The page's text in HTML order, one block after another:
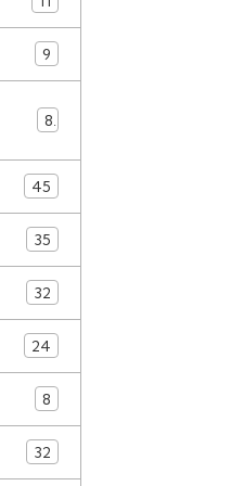
9
8
45
35
32
24
8
32